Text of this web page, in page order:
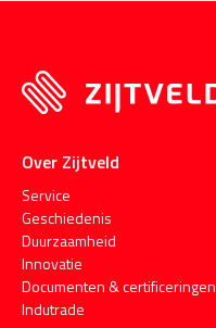
Over Zijtveld
Service
Geschiedenis
Duurzaamheid
Innovatie
Documenten & certificeringen
Indutrade